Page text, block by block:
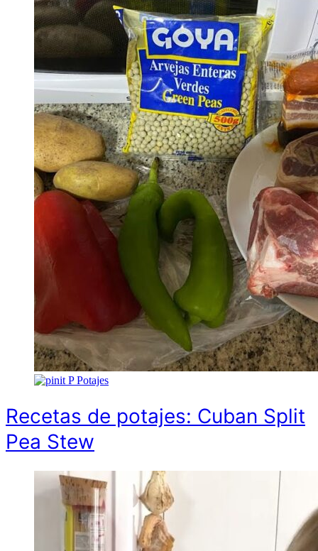
P Potajes
Recetas de potajes: Cuban Split
Pea Stew